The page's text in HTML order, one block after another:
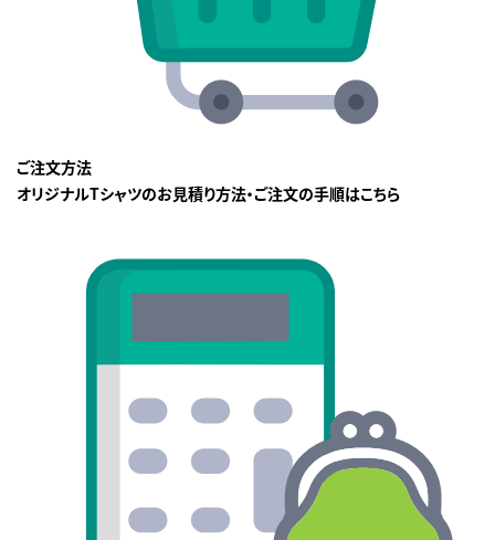
ご注文方法
オリジナルTシャツのお見積り方法・ご注文の手順はこちら